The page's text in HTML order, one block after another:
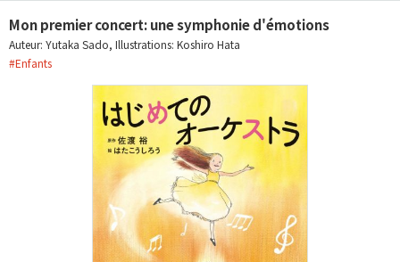
Mon premier concert: une symphonie d'émotions
Auteur: Yutaka Sado, Illustrations: Koshiro Hata
#Enfants